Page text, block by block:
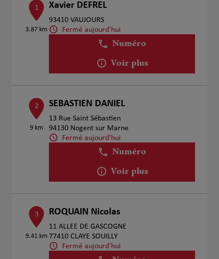
1
3.87 km
Xavier DEFREL
93410 VAUJOURS
Fermé aujourd'hui
Numéro
Voir plus
2
9 km
SEBASTIEN DANIEL
13 Rue Saint Sébastien
94130 Nogent sur Marne
Fermé aujourd'hui
Numéro
Voir plus
3
9.41 km
ROQUAIN Nicolas
11 ALLEE DE GASCOGNE
77410 CLAYE SOUILLY
Fermé aujourd'hui